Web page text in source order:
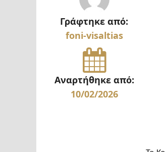
Γράφτηκε από:
foni-visaltias
Αναρτήθηκε από:
10/02/2026